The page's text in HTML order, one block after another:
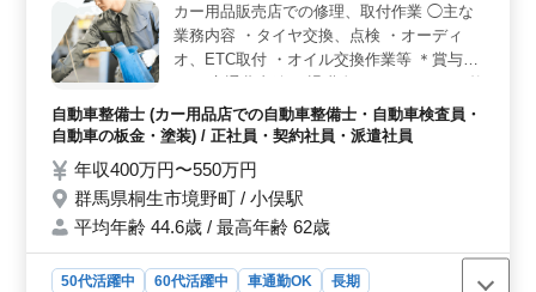
群馬総社駅で、車での通勤が可能で駐車場もあります。
必要な資格は土木施工管理技士と普通自動車免許です。
土木施工管理業務経験が5年以上ある方を求めています。
給与は500万円〜650万円で、通勤手当は全額支給されま
す。 ＜柔軟な働き方と休暇制度＞ 週5〜6日の勤務
で、土曜は隔週での出勤となります。土曜隔週での休日
す。安心して働ける職場で、ご経験を活かし新しいステ
ージを築いてみませんか。お問い合わせお待ちしており
ます。
カー用品販売店での修理、取付作業 ◯主な
業務内容 ・タイヤ交換、点検 ・オーディ
オ、ETC取付 ・オイル交換作業等 ＊賞与あ
備経験を活かせます。 幅広い作業をこなせ
るベテランさんを募集します。
自動車整備士 (カー用品店での自動車整備士・自動車検査員・
自動車の板金・塗装) / 正社員・契約社員・派遣社員
年収400万円〜550万円
群馬県桐生市境野町 / 小俣駅
平均年齢 44.6歳 / 最高年齢 62歳
50代活躍中 60代活躍中 車通勤OK
長期